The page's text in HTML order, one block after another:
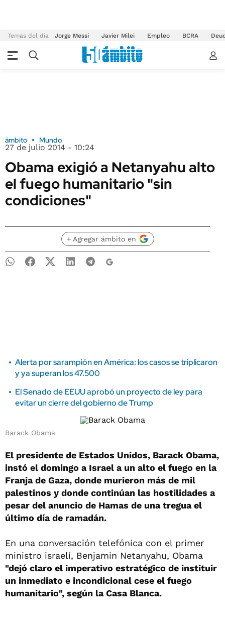
Temas del día Jorge Messi Javier Milei Empleo BCRA
ámbito Mundo
27 de julio 2014 - 10:24
Obama exigió a Netanyahu alto
el fuego humanitario "sin
condiciones"
+ Agregar ámbito en
Alerta por sarampión en América: los casos se triplicaron
y ya superan los 47.500
El Senado de EEUU aprobó un proyecto de ley para
evitar un cierre del gobierno de Trump
Barack Obama
El presidente de Estados Unidos, Barack Obama,
instó el domingo a Israel a un alto el fuego en la
Franja de Gaza, donde murieron más de mil
palestinos y donde continúan las hostilidades a
pesar del anuncio de Hamas de una tregua el
último día de ramadán.
En una conversación telefónica con el primer
ministro israelí, Benjamin Netanyahu, Obama
"dejó claro el imperativo estratégico de instituir
un inmediato e incondicional cese el fuego
humanitario", según la Casa Blanca.